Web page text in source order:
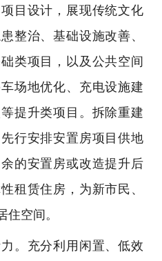
目设计，展现传统文化
整治、基础设施改善、
类项目，以及公共空间
场地优化、充电设施建
提升类项目。拆除重建
行安排安置房项目供地
的安置房或改造提升后
租赁住房，为新市民、
空间。
充分利用闲置、低效